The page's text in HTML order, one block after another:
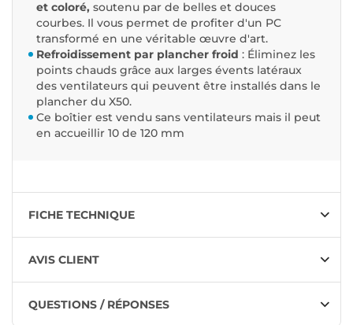
et coloré, soutenu par de belles et douces
courbes. Il vous permet de profiter d'un PC
transformé en une véritable œuvre d'art.
Refroidissement par plancher froid : Éliminez les
points chauds grâce aux larges évents latéraux
des ventilateurs qui peuvent être installés dans le
plancher du X50.
Ce boîtier est vendu sans ventilateurs mais il peut
en accueillir 10 de 120 mm
FICHE TECHNIQUE
AVIS CLIENT
QUESTIONS / RÉPONSES